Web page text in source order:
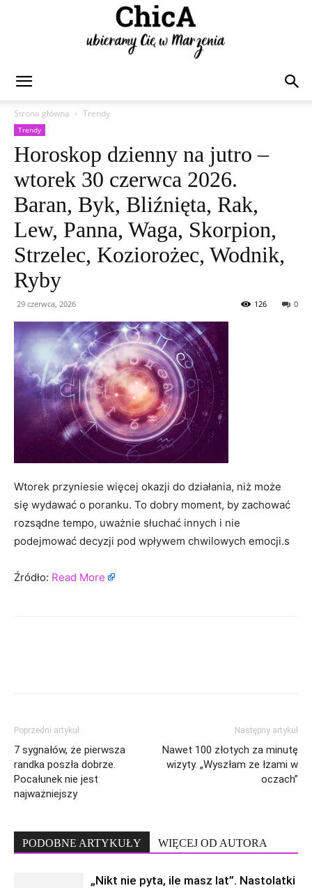
Strona główna
Trendy
Trendy
Horoskop dzienny na jutro –
wtorek 30 czerwca 2026.
Baran, Byk, Bliźnięta, Rak,
Lew, Panna, Waga, Skorpion,
Strzelec, Koziorożec, Wodnik,
Ryby
29 czerwca, 2026 0
126
Wtorek przyniesie więcej okazji do działania, niż może
się wydawać o poranku. To dobry moment, by zachować
rozsądne tempo, uważnie słuchać innych i nie
podejmować decyzji pod wpływem chwilowych emocji.s
Źródło: Read More
Poprzedni artykuł
7 sygnałów, że pierwsza
randka poszła dobrze.
Pocałunek nie jest
najważniejszy
Następny artykuł
Nawet 100 złotych za minutę
wizyty. „Wyszłam ze łzami w
oczach”
PODOBNE ARTYKUŁY WIĘCEJ OD AUTORA
„Nikt nie pyta, ile masz lat”. Nastolatki